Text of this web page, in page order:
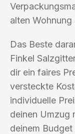
alten Wohnung
Das Beste
Finkel
dir ein faires
versteckte
individuelle
deinen Umzug
deinem